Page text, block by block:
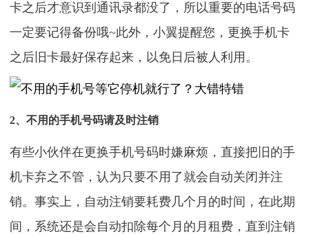
卡之后才意识到通讯录都没了，所以重要的电话号码
一定要记得备份哦~此外，小翼提醒您，更换手机卡
之后旧卡最好保存起来，以免日后被人利用。
2、不用的手机号码请及时注销
有些小伙伴在更换手机号码时嫌麻烦，直接把旧的手
机卡弃之不管，认为只要不用了就会自动关闭并注
销。事实上，自动注销要耗费几个月的时间，在此期
间，系统还是会自动扣除每个月的月租费，直到注销